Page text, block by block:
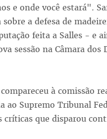
e onde você estará".
sobre a defesa de
feita a Salles - e
sessão na Câmara dos
à comissão
ao Supremo Tribunal
críticas que disparou